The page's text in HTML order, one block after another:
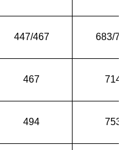
447/467 683/
467 714
494 753